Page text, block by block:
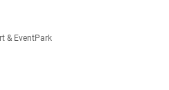
& EventPark